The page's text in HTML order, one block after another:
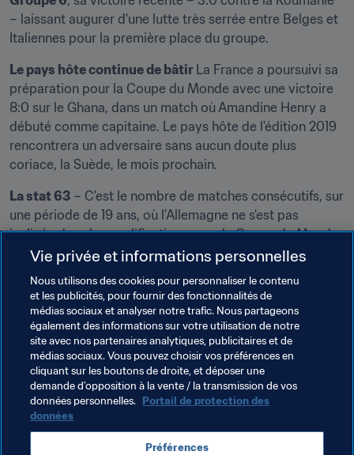
– laissant augurer d'une lutte très serrée entre Belges et
Italiennes pour la première place du groupe.
Le pays hôte continue de bâtir La France a poursuivi sa
préparation pour la Coupe du Monde avec une victoire
8:0 sur le Ghana, dans un match où Amandine Henry a
débuté comme capitaine. Le pays hôte de l'édition 2019
rencontrera un adversaire sans aucun doute plus
coriace, la Suède, le mois prochain.
La stat 63 – C'est le nombre de matches consécutifs, sur
une période de 19 ans, où l'Allemagne ne s'est pas
inclinée dans les qualifications pour la Coupe du Monde
ou l'UEFA EURO. Sa dernière défaite remontait à juin
Thèmes en lien
Belgium France Germany Iceland
Netherlands Norway Portugal
Vie privée et informations personnelles
Nous utilisons des cookies pour personnaliser le contenu
et les publicités, pour fournir des fonctionnalités de
médias sociaux et analyser notre trafic. Nous partageons
également des informations sur votre utilisation de notre
site avec nos partenaires analytiques, publicitaires et de
médias sociaux. Vous pouvez choisir vos préférences en
cliquant sur les boutons de droite, et déposer une
demande d’opposition à la vente / la transmission de vos
données personnelles. Portail de protection des
données
Préférences